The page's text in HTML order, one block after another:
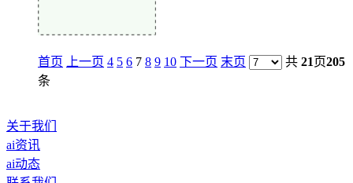
首页 上一页 4 5 6 7 8 9 10 下一页 末页 共 21页205
条
关于我们
ai资讯
ai动态